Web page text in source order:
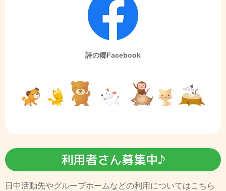
詩の郷Facebook
利用者さん募集中♪
日中活動先やグループホームなどの利用についてはこちら